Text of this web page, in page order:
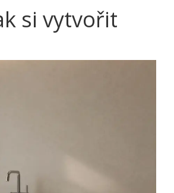
si vytvořit